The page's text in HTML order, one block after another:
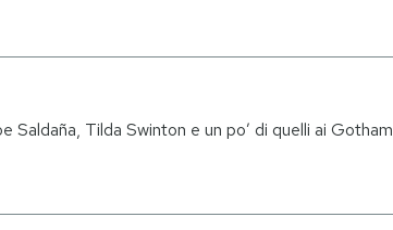
Saldaña, Tilda Swinton e un po’ di quelli ai Gotham